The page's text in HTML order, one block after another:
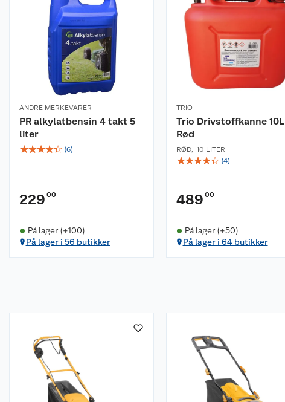
ANDRE MERKEVARER
PR alkylatbensin 4 takt 5
liter
☆☆☆☆☆ (6)
229 00
På lager (+100)
På lager i 56 butikker
TRIO
Trio Drivstoffkanne 10L
Rød
RØD, 10 LITER
☆☆☆☆☆ (4)
489 00
På lager (+50)
På lager i 64 butikker